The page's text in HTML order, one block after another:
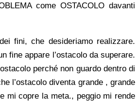
come OSTACOLO davanti
fini, che desideriamo realizzare.
fine appare l’ostacolo da superare.
perché non guardo dentro di
l’ostacolo diventa grande , grande
mi copre la meta., peggio mi rende